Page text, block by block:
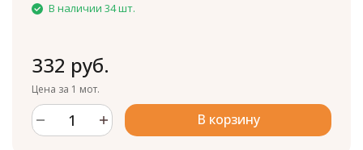
В наличии 34 шт.
332 руб.
Цена за 1 мот.
В корзину